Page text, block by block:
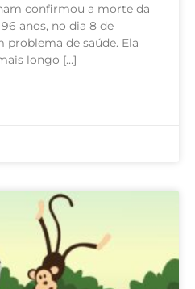
confirmou a morte da
anos, no dia 8 de
de saúde. Ela
longo […]